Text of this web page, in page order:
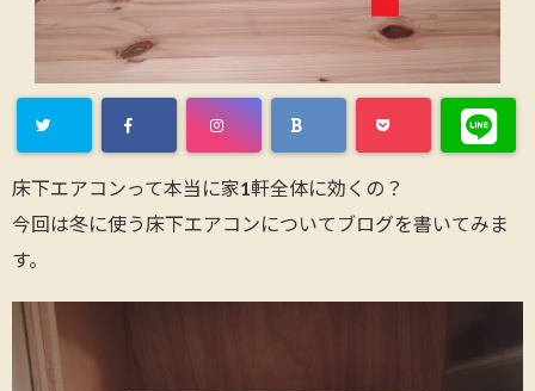
床下エアコンって本当に家1軒全体に効くの？
今回は冬に使う床下エアコンについてブログを書いてみま
す。